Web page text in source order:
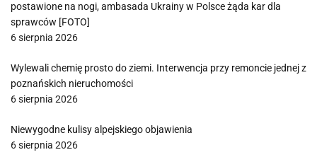
postawione na nogi, ambasada Ukrainy w Polsce żąda kar dla
sprawców [FOTO]
6 sierpnia 2026
Wylewali chemię prosto do ziemi. Interwencja przy remoncie jednej z
poznańskich nieruchomości
6 sierpnia 2026
Niewygodne kulisy alpejskiego objawienia
6 sierpnia 2026